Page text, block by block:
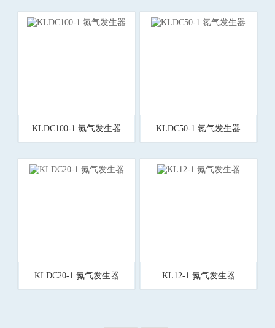
KLDC100-1 氮气发生器 KLDC50-1 氮气发生器
KLDC20-1 氮气发生器 KL12-1 氮气发生器